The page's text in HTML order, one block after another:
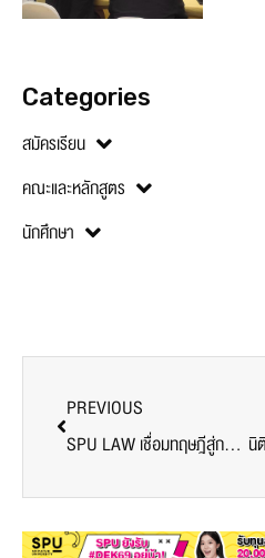
Categories
สมัครเรียน
คณะและหลักสูตร
นักศึกษา
PREVIOUS
SPU LAW เชื่อมทฤษฎีสู่การปฏิบัติ นำนักศึกษาสัมผัสงานจริงในศาลแขวงพระนครเหนือ